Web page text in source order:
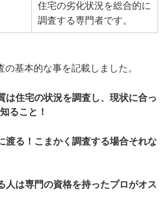
住宅の劣化状況を総合的に
調査する専門者です。
基本的な事を記載しました。
は住宅の状況を調査し、現状に合っ
ること！
渡る！こまかく調査する場合それな
人は専門の資格を持ったプロがオス